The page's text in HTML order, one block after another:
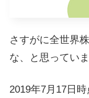
さすがに全世界
な、と思ってい
2019年7月17日